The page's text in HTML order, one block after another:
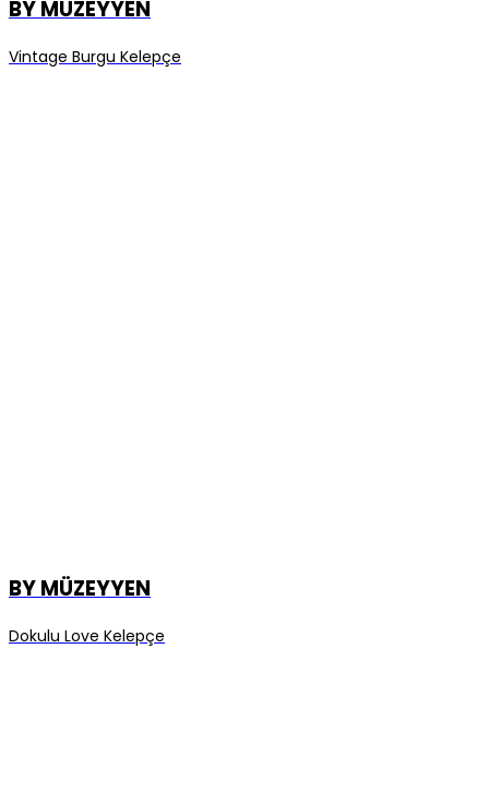
BY MÜZEYYEN
Vintage Burgu Kelepçe
BY MÜZEYYEN
Dokulu Love Kelepçe